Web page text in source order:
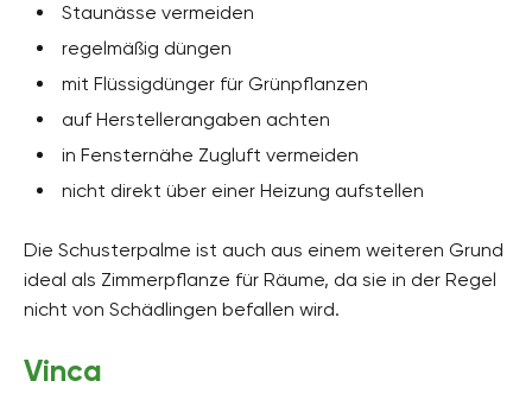
Staunässe vermeiden
regelmäßig düngen
mit Flüssigdünger für Grünpflanzen
auf Herstellerangaben achten
in Fensternähe Zugluft vermeiden
nicht direkt über einer Heizung aufstellen
Die Schusterpalme ist auch aus einem weiteren Grund
ideal als Zimmerpflanze für Räume, da sie in der Regel
nicht von Schädlingen befallen wird.
Vinca